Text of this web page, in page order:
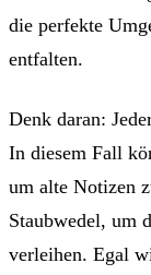
die perfekte
entfalten.
Denk daran:
In diesem Fall
um alte Notizen
Staubwedel, um
verleihen. Egal